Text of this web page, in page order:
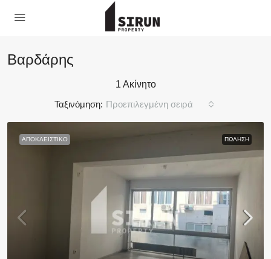
Βαρδάρης
1 Ακίνητο
Ταξινόμηση: Προεπιλεγμένη σειρά
ΑΠΟΚΛΕΙΣΤΙΚΌ ΠΏΛΗΣΗ